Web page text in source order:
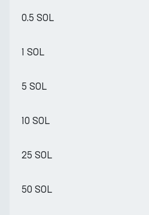
0.5 SOL
1 SOL
5 SOL
10 SOL
25 SOL
50 SOL